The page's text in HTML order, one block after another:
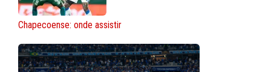
Chapecoense: onde assistir